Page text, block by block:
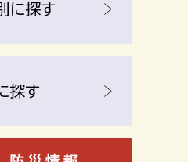
に探す
探す